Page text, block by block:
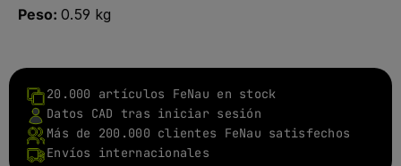
Peso: 0.59 kg
20.000 artículos FeNau en stock
Datos CAD tras iniciar sesión
Más de 200.000 clientes FeNau satisfechos
Envíos internacionales